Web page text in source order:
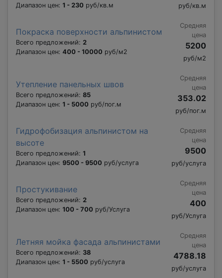
Диапазон цен: 1 - 230 руб/кв.м руб/кв.м
Покраска поверхности альпинистом
Всего предложений: 2
Диапазон цен: 400 - 10000 руб/м2
Средняя
цена
5200
руб/м2
Утепление панельных швов
Всего предложений: 85
Диапазон цен: 1 - 5000 руб/пог.м
Средняя
цена
353.02
руб/пог.м
Гидрофобизация альпинистом на
высоте
Всего предложений: 1
Диапазон цен: 9500 - 9500 руб/услуга
Средняя
цена
9500
руб/услуга
Простукивание
Всего предложений: 2
Диапазон цен: 100 - 700 руб/Услуга
Средняя
цена
400
руб/Услуга
Летняя мойка фасада альпинистами
Всего предложений: 38
Диапазон цен: 1 - 5500 руб/услуга
Средняя
цена
4788.18
руб/услуга